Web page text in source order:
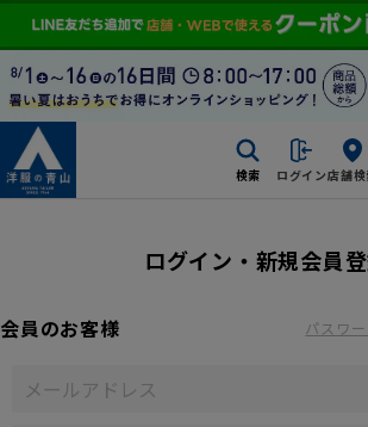
検索 ログイン店舗検
ログイン・新規会員
会員のお客様 パスワ